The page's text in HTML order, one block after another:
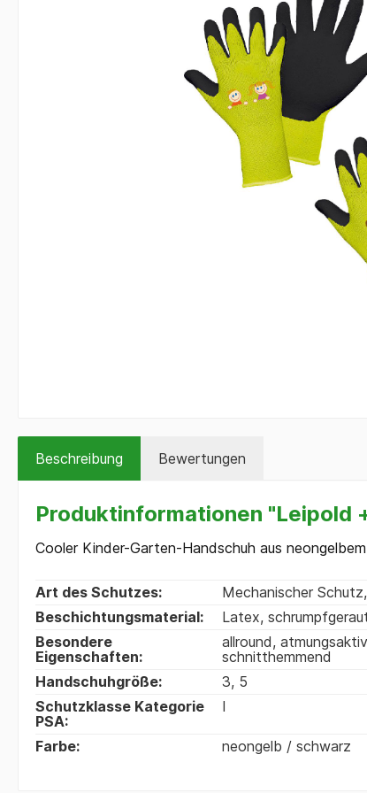
Zur Kategorie Arbeitskleidung
Damen
Zunft
Beschreibung Bewertungen
Produktinformationen "Leipold
Cooler Kinder-Garten-Handschuh aus
Art des Schutzes: Mechanischer Schutz
Beschichtungsmaterial:
Latex,
Besondere
Eigenschaften:
allround, atmungsaktiv
schnitthemmend
Handschuhgröße:
3, 5
Schutzklasse Kategorie
PSA:
I
Farbe: neongelb / schwarz